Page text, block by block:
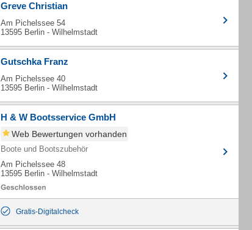
Greve Christian
Am Pichelssee 54
13595 Berlin - Wilhelmstadt
Gutschka Franz
Am Pichelssee 40
13595 Berlin - Wilhelmstadt
H & W Bootsservice GmbH
Web Bewertungen vorhanden
Boote und Bootszubehör
Am Pichelssee 48
13595 Berlin - Wilhelmstadt
Gratis-Digitalcheck